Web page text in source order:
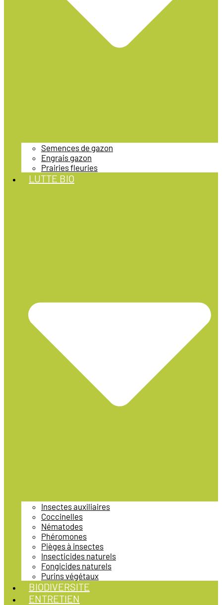
Semences de gazon
Engrais gazon
Prairies fleuries
LUTTE BIO
Insectes auxiliaires
Coccinelles
Nématodes
Phéromones
Pièges à insectes
Insecticides naturels
Fongicides naturels
Purins végétaux
BIODIVERSITE
ENTRETIEN